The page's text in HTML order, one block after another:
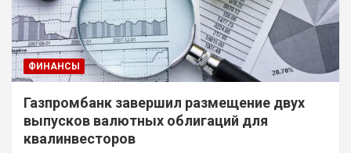
ФИНАНСЫ
Газпромбанк завершил размещение двух
выпусков валютных облигаций для
квалинвесторов